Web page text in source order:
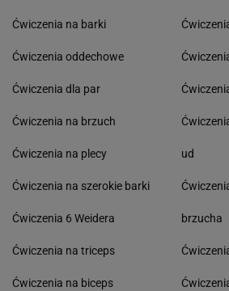
Ćwiczenia na barki
Ćwiczenia oddechowe
Ćwiczenia dla par
Ćwiczenia na brzuch
Ćwiczenia na plecy
Ćwiczenia na szerokie barki
Ćwiczenia 6 Weidera
Ćwiczenia na triceps
Ćwiczenia na biceps
ud
brzucha